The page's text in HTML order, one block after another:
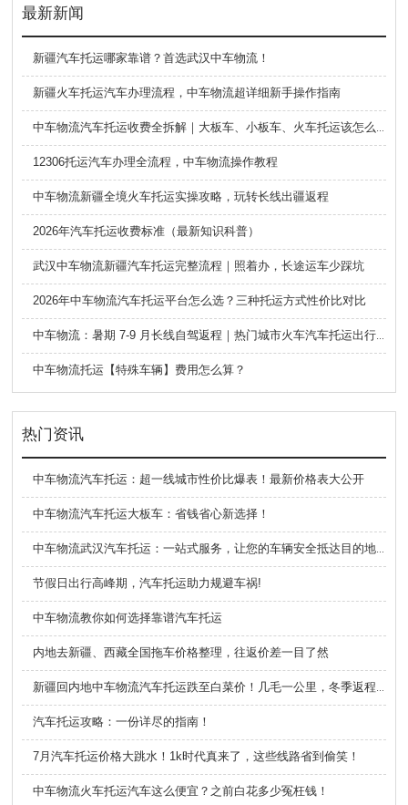
最新新闻
新疆汽车托运哪家靠谱？首选武汉中车物流！
新疆火车托运汽车办理流程，中车物流超详细新手操作指南
12306托运汽车办理全流程，中车物流操作教程
中车物流新疆全境火车托运实操攻略，玩转长线出疆返程
2026年汽车托运收费标准（最新知识科普）
武汉中车物流新疆汽车托运完整流程｜照着办，长途运车少踩坑
2026年中车物流汽车托运平台怎么选？三种托运方式性价比对比
中车物流：暑期 7-9 月长线自驾返程｜热门城市火车汽车托运出行全攻略
中车物流托运【特殊车辆】费用怎么算？
热门资讯
中车物流汽车托运：超一线城市性价比爆表！最新价格表大公开
中车物流汽车托运大板车：省钱省心新选择！
中车物流武汉汽车托运：一站式服务，让您的车辆安全抵达目的地！
节假日出行高峰期，汽车托运助力规避车祸!
中车物流教你如何选择靠谱汽车托运
内地去新疆、西藏全国拖车价格整理，往返价差一目了然
汽车托运攻略：一份详尽的指南！
7月汽车托运价格大跳水！1k时代真来了，这些线路省到偷笑！
中车物流火车托运汽车这么便宜？之前白花多少冤枉钱！